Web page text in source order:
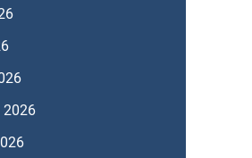
2026